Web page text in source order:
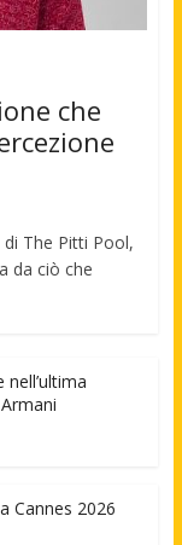
che
The Pitti Pool,
da ciò che
nell’ultima
Cannes 2026